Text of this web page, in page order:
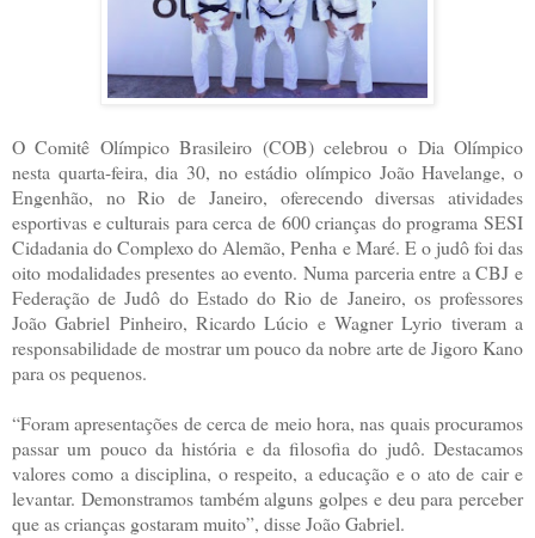
O Comitê Olímpico Brasileiro (COB) celebrou o Dia Olímpico
nesta quarta-feira, dia 30, no estádio olímpico João Havelange, o
Engenhão, no Rio de Janeiro, oferecendo diversas atividades
esportivas e culturais para cerca de 600 crianças do programa SESI
Cidadania do Complexo do Alemão, Penha e Maré. E o judô foi das
oito modalidades presentes ao evento. Numa parceria entre a CBJ e
Federação de Judô do Estado do Rio de Janeiro, os professores
João Gabriel Pinheiro, Ricardo Lúcio e Wagner Lyrio tiveram a
responsabilidade de mostrar um pouco da nobre arte de Jigoro Kano
para os pequenos.
“Foram apresentações de cerca de meio hora, nas quais procuramos
passar um pouco da história e da filosofia do judô. Destacamos
valores como a disciplina, o respeito, a educação e o ato de cair e
levantar. Demonstramos também alguns golpes e deu para perceber
que as crianças gostaram muito”, disse João Gabriel.